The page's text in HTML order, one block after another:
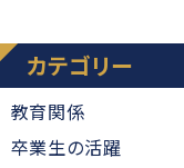
カテゴリー
教育関係
卒業生の活躍